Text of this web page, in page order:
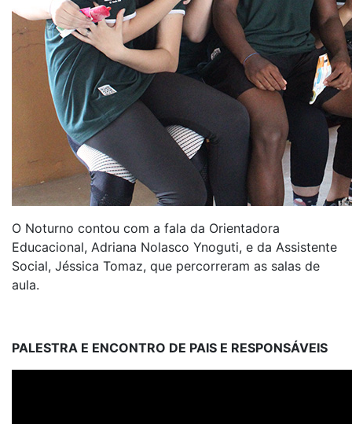
O Noturno contou com a fala da Orientadora
Educacional, Adriana Nolasco Ynoguti, e da Assistente
Social, Jéssica Tomaz, que percorreram as salas de
aula.
PALESTRA E ENCONTRO DE PAIS E RESPONSÁVEIS